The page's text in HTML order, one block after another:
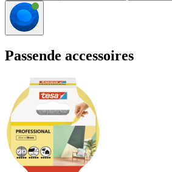
Passende accessoires